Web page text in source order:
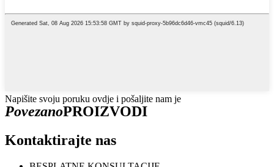
Napišite svoju poruku ovdje i pošaljite nam je
PovezanoPROIZVODI
Kontaktirajte nas